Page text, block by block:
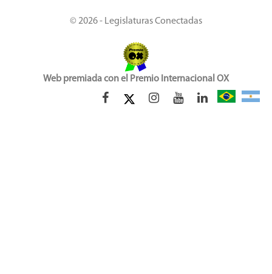
© 2026 - Legislaturas Conectadas
Web premiada con el Premio Internacional OX